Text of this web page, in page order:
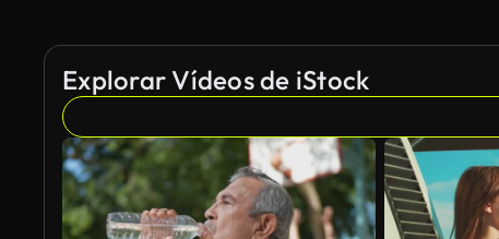
Explorar Vídeos de iStock